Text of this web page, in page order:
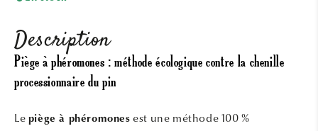
Description
Piège à phéromones : méthode écologique contre la chenille
processionnaire du pin
Le piège à phéromones est une méthode 100 %